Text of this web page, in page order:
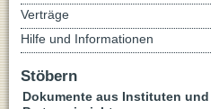
Verträge
Hilfe und Informationen
Stöbern
Dokumente aus Instituten und